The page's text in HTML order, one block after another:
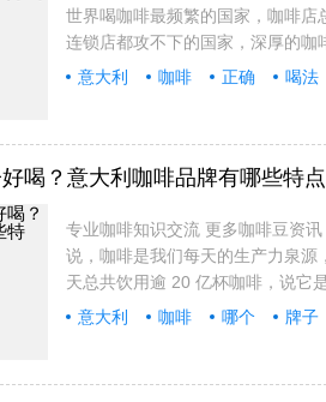
世界喝咖啡最频繁的国家，咖啡
连锁店都攻不下的国家，深厚的咖
意大利 咖啡 正确 喝法
喝？意大利咖啡品牌有哪些特点
专业咖啡知识交流 更多咖啡豆资
说，咖啡是我们每天的生产力泉
天总共饮用逾 20 亿杯咖啡，说它
意大利 咖啡 哪个 牌子